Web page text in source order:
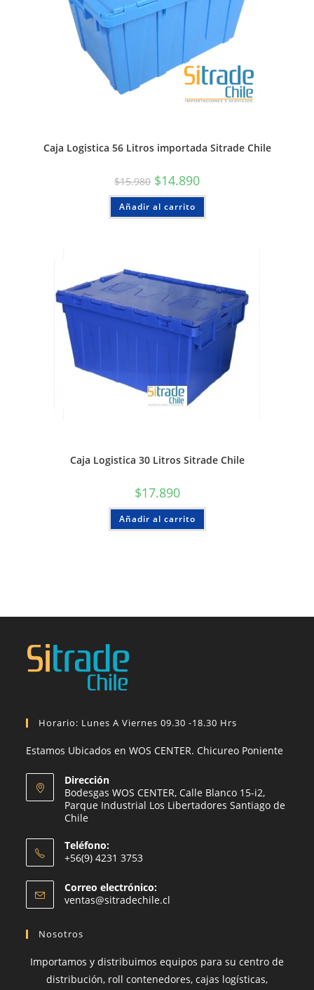
Caja Logistica 56 Litros importada Sitrade Chile
$15.980 $14.890
Añadir al carrito
Caja Logistica 30 Litros Sitrade Chile
$17.890
Añadir al carrito
Horario: Lunes A Viernes 09.30 -18.30 Hrs
Estamos Ubicados en WOS CENTER. Chicureo Poniente
Dirección
Bodesgas WOS CENTER, Calle Blanco 15-i2,
Parque Industrial Los Libertadores Santiago de
Chile
Teléfono:
+56(9) 4231 3753
Correo electrónico:
ventas@sitradechile.cl
Nosotros
Importamos y distribuimos equipos para su centro de
distribución, roll contenedores, cajas logísticas,